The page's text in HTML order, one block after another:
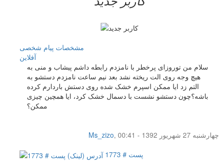
مشخصات پیام شخصی
آفلاين
سلام من توروزای پرخطر با نامزدم رابطه داشم پیشاب و منی به
هیچ وجه روی الت ریخته نشد بعد نیم ساعت نامزدم دستشو به
التم زد ایا ممکن اسپرم خشک شده روی دستش باردارم کرده
باشه؟چون دستشو نشست با دسمال خشک کرد، ایا همچین چیزی
ممکن؟
Ms_zizo,
چهار‌شنبه 27 شهریور 1392 - 00:41
پست # 1773